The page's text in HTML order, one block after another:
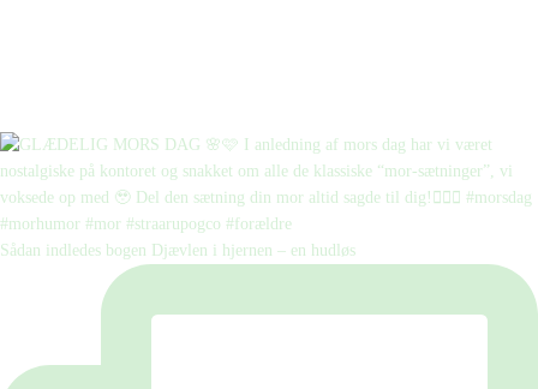
Sådan indledes bogen Djævlen i hjernen – en hudløs